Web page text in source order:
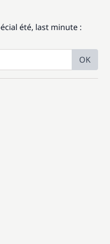
été, last minute :
OK